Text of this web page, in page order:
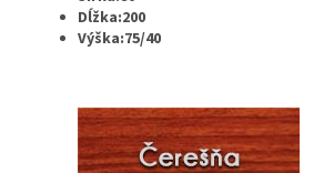
Dĺžka:200
Výška:75/40